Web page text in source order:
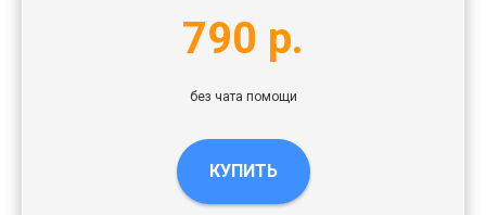
790 р.
без чата помощи
КУПИТЬ